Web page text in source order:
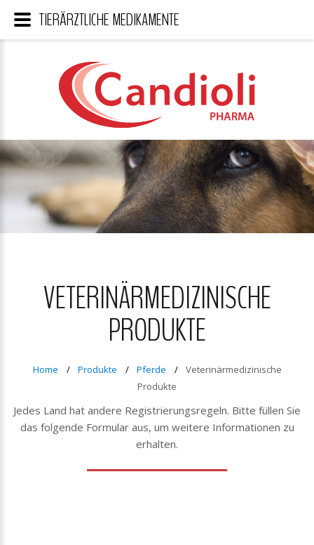
VETERINÄRMEDIZINISCHE
PRODUKTE
Home Produkte Pferde
Veterinärmedizinische
Produkte
Jedes Land hat andere Registrierungsregeln. Bitte füllen Sie
das folgende Formular aus, um weitere Informationen zu
erhalten.
TIERÄRZTLICHE MEDIKAMENTE